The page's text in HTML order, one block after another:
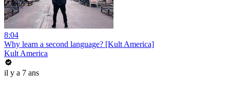
8:04
Why learn a second language? [Kult America]
Kult America
il y a 7 ans